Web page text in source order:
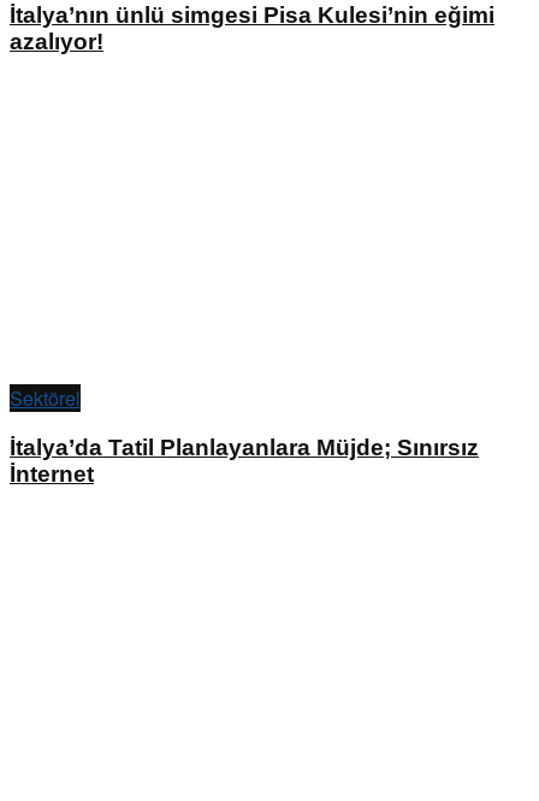
İtalya’nın ünlü simgesi Pisa Kulesi’nin eğimi
azalıyor!
Sektörel
İtalya’da Tatil Planlayanlara Müjde; Sınırsız
İnternet